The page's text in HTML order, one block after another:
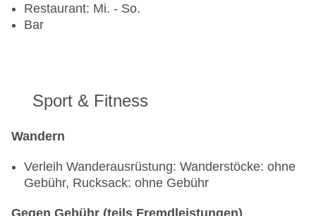
Restaurant: Mi. - So.
Bar
Sport & Fitness
Wandern
Verleih Wanderausrüstung: Wanderstöcke: ohne
Gebühr, Rucksack: ohne Gebühr